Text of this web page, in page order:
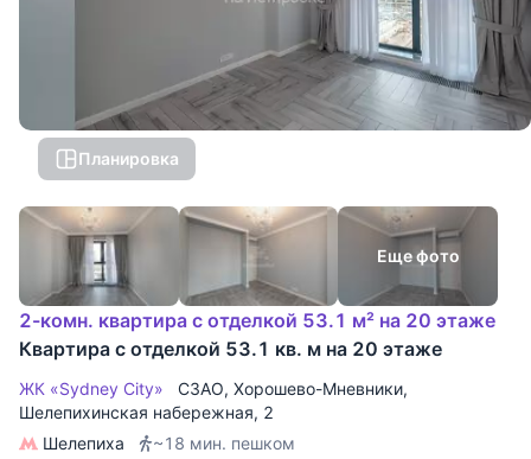
Планировка
Еще фото
2-комн. квартира с отделкой 53.1 м² на 20 этаже
Квартира с отделкой 53.1 кв. м на 20 этаже
ЖК «Sydney City» СЗАО, Хорошево-Мневники,
Шелепихинская набережная, 2
Шелепиха
~18 мин. пешком